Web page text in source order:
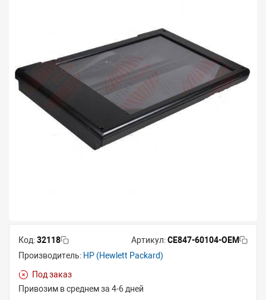
Код:32118 Артикул:CE847-60104-OEM
Производитель: HP (Hewlett Packard)
Под заказ
Привозим в среднем за 4-6 дней